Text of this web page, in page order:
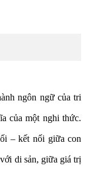
ngôn ngữ của tri
của một nghi thức.
– kết nối giữa con
di sản, giữa giá trị